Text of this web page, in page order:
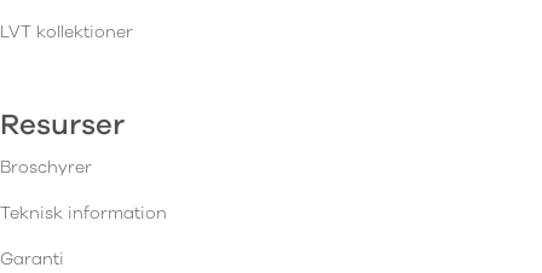
LVT kollektioner
Resurser
Broschyrer
Teknisk information
Garanti